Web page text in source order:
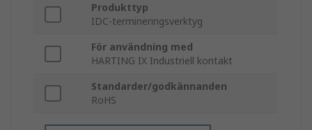
Produkttyp
IDC-termineringsverktyg
För användning med
HARTING IX Industriell kontakt
Standarder/godkännanden
RoHS